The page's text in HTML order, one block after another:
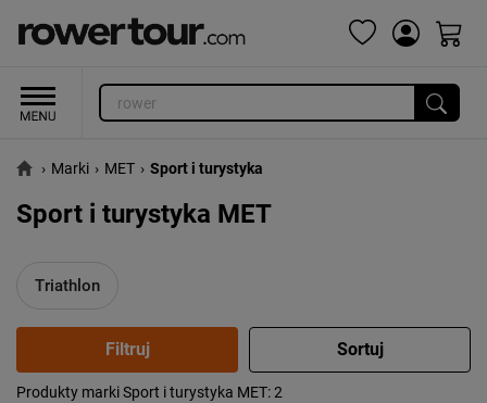
› Marki › MET › Sport i turystyka
Sport i turystyka MET
Triathlon
Popularność:
Produkty marki Sport i turystyka MET: 2